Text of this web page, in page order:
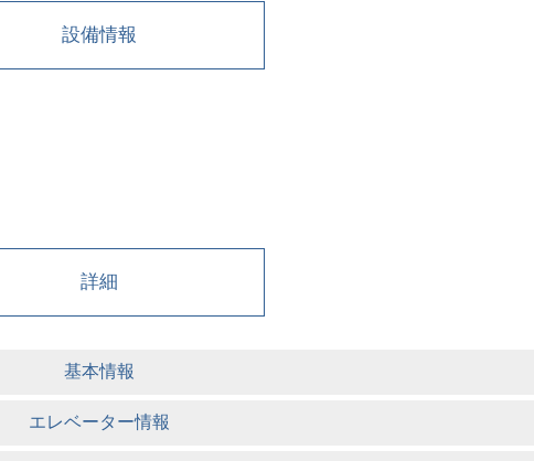
設備情報
詳細
基本情報
エレベーター情報